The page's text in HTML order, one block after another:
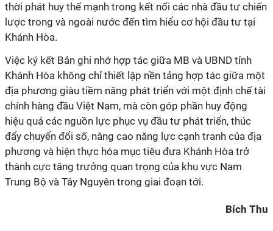
thời phát huy thế mạnh trong kết nối các nhà đầu tư chiến
lược trong và ngoài nước đến tìm hiểu cơ hội đầu tư tại
Khánh Hòa.
Việc ký kết Bản ghi nhớ hợp tác giữa MB và UBND tỉnh
Khánh Hòa không chỉ thiết lập nền tảng hợp tác giữa một
địa phương giàu tiềm năng phát triển với một định chế tài
chính hàng đầu Việt Nam, mà còn góp phần huy động
hiệu quả các nguồn lực phục vụ đầu tư phát triển, thúc
đẩy chuyển đổi số, nâng cao năng lực cạnh tranh của địa
phương và hiện thực hóa mục tiêu đưa Khánh Hòa trở
thành cực tăng trưởng quan trọng của khu vực Nam
Trung Bộ và Tây Nguyên trong giai đoạn tới.
Bích Thu